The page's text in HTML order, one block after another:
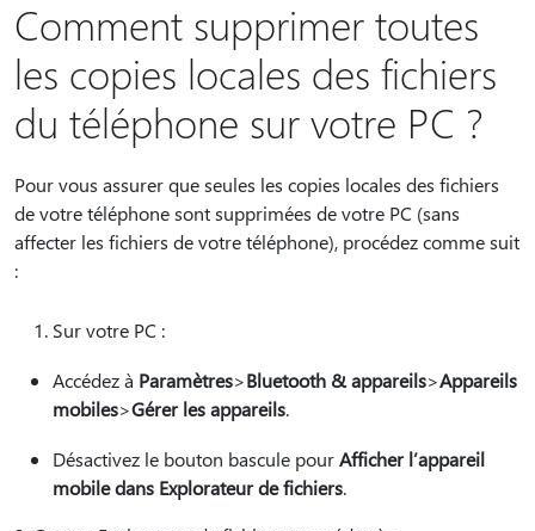
Comment supprimer toutes
les copies locales des fichiers
du téléphone sur votre PC ?
Pour vous assurer que seules les copies locales des fichiers
de votre téléphone sont supprimées de votre PC (sans
affecter les fichiers de votre téléphone), procédez comme suit
:
Sur votre PC :
Accédez à Paramètres>Bluetooth & appareils>Appareils
mobiles>Gérer les appareils.
Désactivez le bouton bascule pourAfficher l’appareil
mobile dans Explorateur de fichiers.